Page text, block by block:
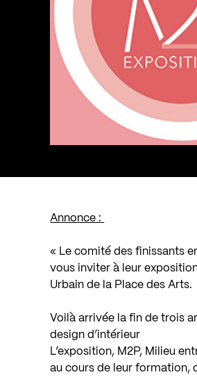
Annonce :
« Le comité des finissants
vous inviter à leur
Urbain de la Place des Arts.
Voilà arrivée la fin de trois
design d’intérieur
L’exposition, M2P, Milieu
au cours de leur formation,